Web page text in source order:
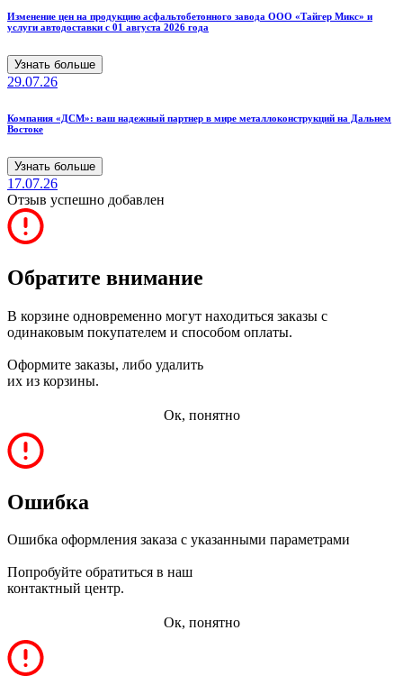
Изменение цен на продукцию асфальтобетонного завода ООО «Тайгер Микс» и
услуги автодоставки с 01 августа 2026 года
Узнать больше
29.07.26
Компания «ДСМ»: ваш надежный партнер в мире металлоконструкций на Дальнем
Востоке
Узнать больше
17.07.26
Отзыв успешно добавлен
Обратите внимание
В корзине одновременно могут находиться заказы с
одинаковым покупателем и способом оплаты.
Оформите заказы, либо удалить
их из корзины.
Ок, понятно
Ошибка
Ошибка оформления заказа с указанными параметрами
Попробуйте обратиться в наш
контактный центр.
Ок, понятно